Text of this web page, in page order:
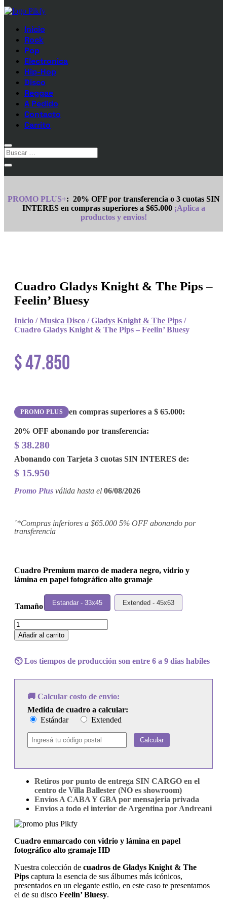
Inicio
Rock
Pop
Electronica
Hip-Hop
Disco
Reggae
A Pedido
Contacto
Carrito
PROMO PLUS+: 20% OFF por transferencia o 3 cuotas SIN
INTERES en compras superiores a $65.000¡Aplica a
productos y envios!
Cuadro Gladys Knight & The Pips –
Feelin’ Bluesy
Inicio /Musica Disco /Gladys Knight & The Pips /
Cuadro Gladys Knight & The Pips – Feelin’ Bluesy
$47.850
PROMO PLUS en compras superiores a $ 65.000:
20% OFF abonando por transferencia:
$ 38.280
Abonando con Tarjeta 3 cuotas SIN INTERES de:
$ 15.950
Promo Plus válida hasta el 06/08/2026
´*Compras inferiores a $65.000 5% OFF abonando por
transferencia
Cuadro Premium marco de madera negro, vidrio y
lámina en papel fotográfico alto gramaje
Tamaño Estandar - 33x45 Extended - 45x63
Cuadro
Gladys
Knight
The
-
Bluesy
cantidad
Añadir al carrito
⏲️ Los tiempos de producción son entre 6 a 9 dias habiles
🚚 Calcular costo de envío:
Medida de cuadro a calcular:
Estándar
Extended
Calcular
Retiros por punto de entrega SIN CARGO en el
centro de Villa Ballester (NO es showroom)
Envios A CABA Y GBA por mensajeria privada
Envíos a todo el interior de Argentina por Andreani
Cuadro enmarcado con vidrio y lámina en papel
fotográfico alto gramaje HD
Nuestra colección de cuadros de Gladys Knight & The
Pips captura la esencia de sus álbumes más icónicos,
presentados en un elegante estilo, en este caso te presentamos
el de su disco Feelin’ Bluesy.